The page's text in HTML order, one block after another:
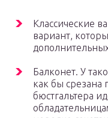
Классические
вариант,
Балконет. У
как бы срезана
бюстгальтера